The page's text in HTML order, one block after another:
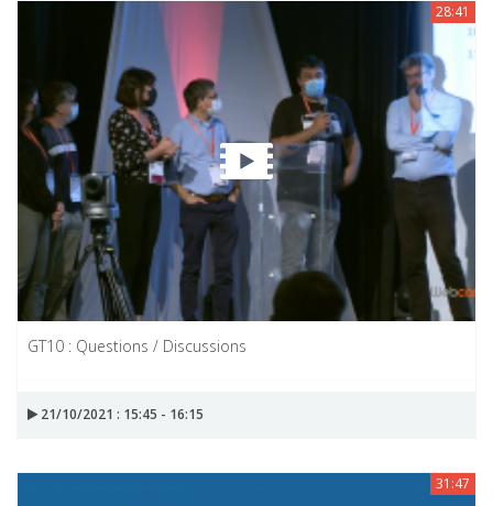
28:41
GT10 : Questions / Discussions
21/10/2021 : 15:45 - 16:15
31:47